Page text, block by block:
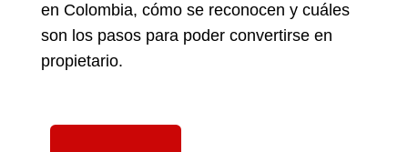
en Colombia, cómo se reconocen y cuáles
son los pasos para poder convertirse en
propietario.